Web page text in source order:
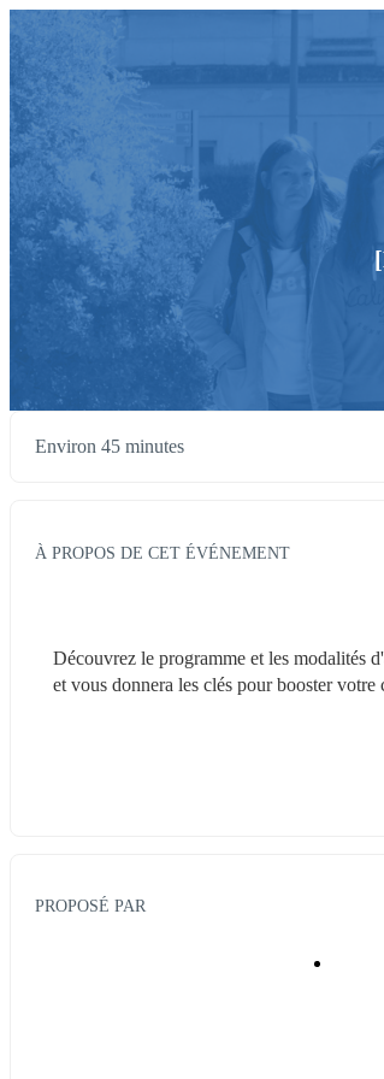
Environ 45 minutes
À PROPOS DE CET ÉVÉNEMENT
Découvrez le programme et les modalités
et vous donnera les clés pour booster votre
PROPOSÉ PAR